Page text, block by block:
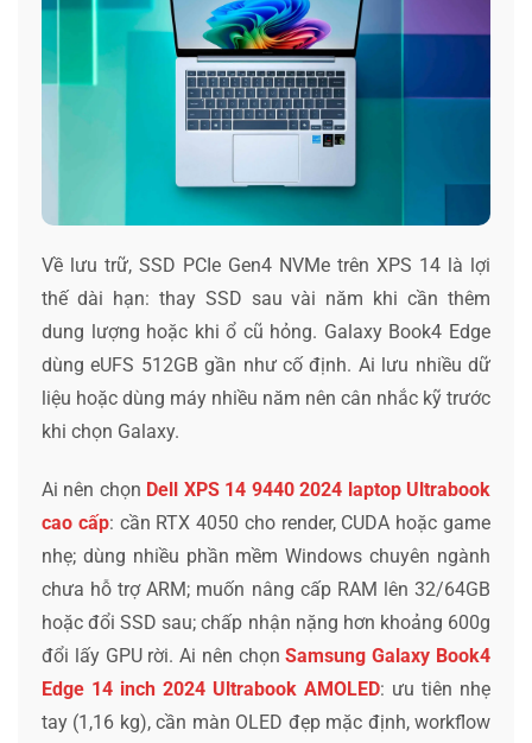
Về lưu trữ, SSD PCIe Gen4 NVMe trên XPS 14 là lợi
thế dài hạn: thay SSD sau vài năm khi cần thêm
dung lượng hoặc khi ổ cũ hỏng. Galaxy Book4 Edge
dùng eUFS 512GB gần như cố định. Ai lưu nhiều dữ
liệu hoặc dùng máy nhiều năm nên cân nhắc kỹ trước
khi chọn Galaxy.
Ai nên chọn Dell XPS 14 9440 2024 laptop Ultrabook
cao cấp: cần RTX 4050 cho render, CUDA hoặc game
nhẹ; dùng nhiều phần mềm Windows chuyên ngành
chưa hỗ trợ ARM; muốn nâng cấp RAM lên 32/64GB
hoặc đổi SSD sau; chấp nhận nặng hơn khoảng 600g
đổi lấy GPU rời. Ai nên chọnSamsung Galaxy Book4
Edge 14 inch 2024 Ultrabook AMOLED: ưu tiên nhẹ
tay (1,16 kg), cần màn OLED đẹp mặc định, workflow